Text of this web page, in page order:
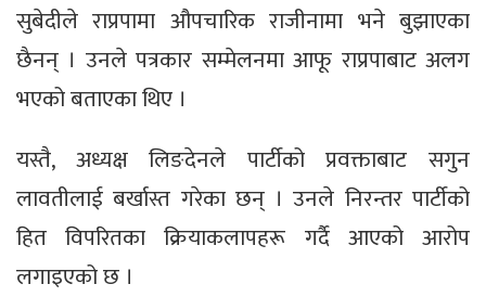
सुबेदीले राप्रपामा औपचारिक राजीनामा भने बुझाएका
छैनन् । उनले पत्रकार सम्मेलनमा आफू राप्रपाबाट अलग
भएको बताएका थिए ।
यस्तै, अध्यक्ष लिङदेनले पार्टीको प्रवक्ताबाट सगुन
लावतीलाई बर्खास्त गरेका छन् । उनले निरन्तर पार्टीको
हित विपरितका क्रियाकलापहरू गर्दै आएको आरोप
लगाइएको छ ।